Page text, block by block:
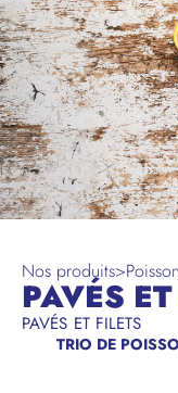
Nos produits>
PAVÉS
PAVÉS ET FILETS
TRIO DE